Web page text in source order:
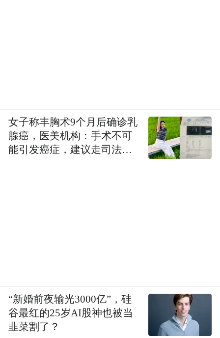
女子称丰胸术9个月后确诊乳
腺癌，医美机构：手术不可
能引发癌症，建议走司法途
“新婚前夜输光3000亿”，硅
谷最红的25岁AI股神也被当
韭菜割了？